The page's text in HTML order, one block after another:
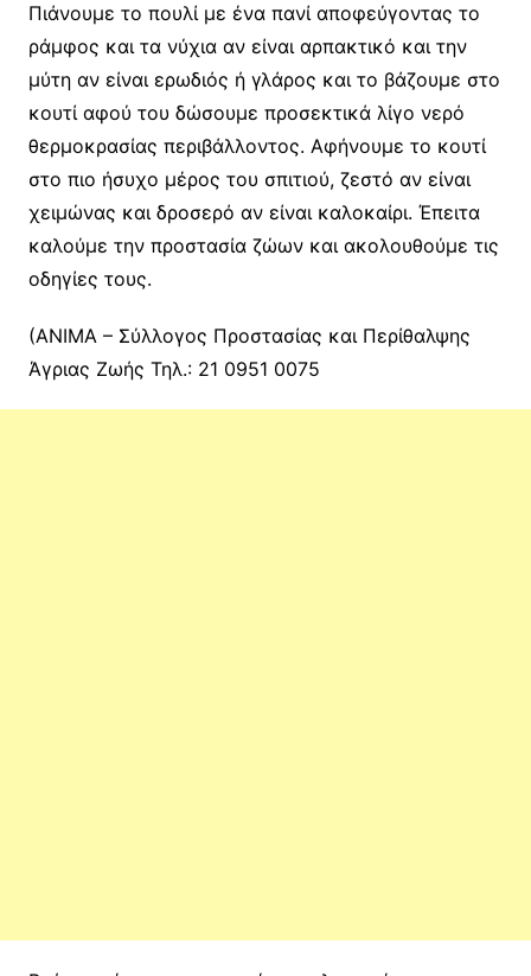
Πιάνουμε το πουλί με ένα πανί αποφεύγοντας το
ράμφος και τα νύχια αν είναι αρπακτικό και την
μύτη αν είναι ερωδιός ή γλάρος και το βάζουμε στο
κουτί αφού του δώσουμε προσεκτικά λίγο νερό
θερμοκρασίας περιβάλλοντος. Αφήνουμε το κουτί
στο πιο ήσυχο μέρος του σπιτιού, ζεστό αν είναι
χειμώνας και δροσερό αν είναι καλοκαίρι. Έπειτα
καλούμε την προστασία ζώων και ακολουθούμε τις
οδηγίες τους.
(ΑΝΙΜΑ – Σύλλογος Προστασίας και Περίθαλψης
Άγριας Ζωής Τηλ.: 21 0951 0075